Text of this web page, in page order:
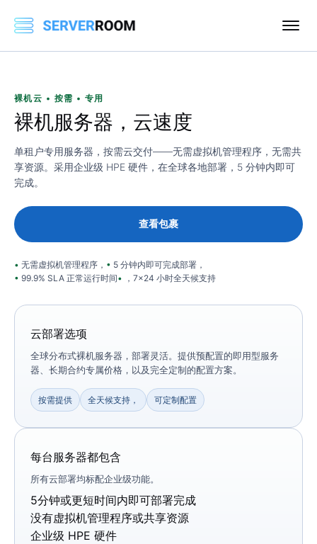
裸机云 • 按需 • 专用
裸机服务器， 云速度
单租户专用服务器，按需云交付——无需虚拟机管理程序，无需共
享资源。采用企业级 HPE 硬件，在全球各地部署，5 分钟内即可
完成。
查看包裹
无需虚拟机管理程序，
5 分钟内即可完成部署，
99.9% SLA 正​​常运行时间
，7x24 小时全天候支持
云部署选项
全球分布式裸机服务器，部署灵活。提供预配置的即用型服务
器、长期合约专属价格，以及完全定制的配置方案。
按需提供 全天候支持， 可定制配置
每台服务器都包含
所有云部署均标配企业级功能。
5分钟或更短时间内即可部署完成
没有虚拟机管理程序或共享资源
企业级 HPE 硬件